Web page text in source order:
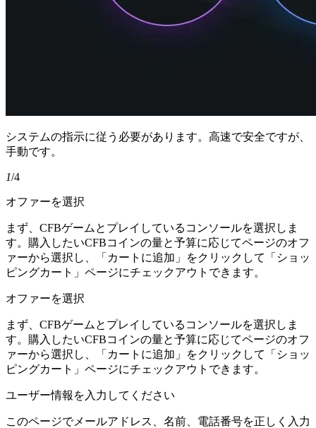
システムの指示に従う必要があります。高速で安全ですが、
手動です。
1/4
オファーを選択
まず、CFBゲームとプレイしているコンソールを選択しま
す。購入したいCFBコインの量と予算に応じてページのオフ
ァーから選択し、「カートに追加」をクリックして「ショッ
ピングカート」ページにチェックアウトできます。
オファーを選択
まず、CFBゲームとプレイしているコンソールを選択しま
す。購入したいCFBコインの量と予算に応じてページのオフ
ァーから選択し、「カートに追加」をクリックして「ショッ
ピングカート」ページにチェックアウトできます。
ユーザー情報を入力してください
このページでメールアドレス、名前、電話番号を正しく入力